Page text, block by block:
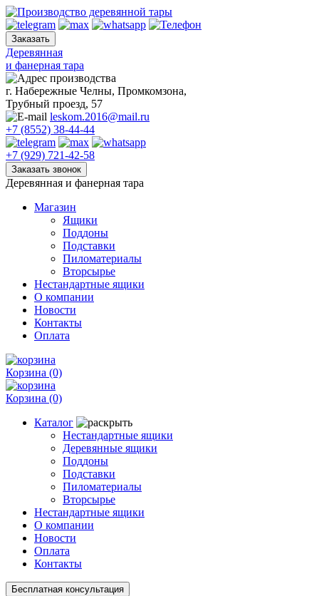
Skip
to
content
Деревянная
и фанерная тара
г. Набережные Челны, Промкомзона,
Трубный проезд, 57
leskom.2016@mail.ru
+7 (8552) 38-44-44
+7 (929) 721-42-58
Деревянная и фанерная тара
Магазин
Ящики
Поддоны
Подставки
Пиломатериалы
Вторсырье
Нестандартные ящики
О компании
Новости
Контакты
Оплата
Корзина (0)
Корзина (0)
Каталог
Нестандартные ящики
Деревянные ящики
Поддоны
Подставки
Пиломатериалы
Вторсырье
Нестандартные ящики
О компании
Новости
Оплата
Контакты